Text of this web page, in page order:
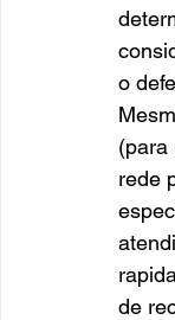
o
(para
rede
de